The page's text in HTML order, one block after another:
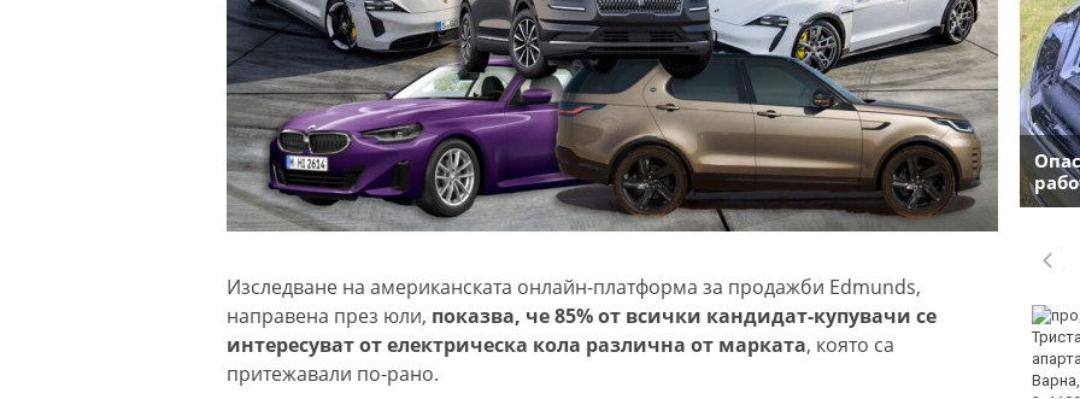
Изследване на американската онлайн-платформа за продажби Edmunds,
направена през юли, показва, че 85% от всички кандидат-купувачи се
интересуват от електрическа кола различна от марката, която са
притежавали по-рано.
Петима от обвинените
за фентанила остават в